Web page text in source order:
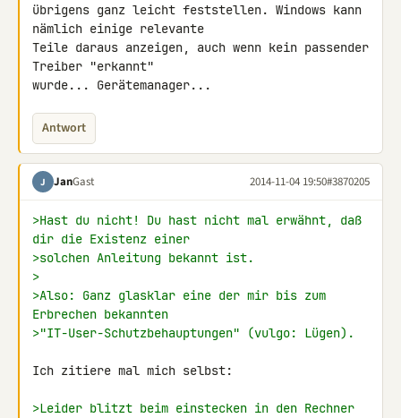
übrigens ganz leicht feststellen. Windows kann
nämlich einige relevante
Teile daraus anzeigen, auch wenn kein passender
Treiber "erkannt"
wurde... Gerätemanager...
Antwort
J JanGast 2014-11-04 19:50#3870205
>Hast du nicht! Du hast nicht mal erwähnt, daß
dir die Existenz einer
>solchen Anleitung bekannt ist.
>
>Also: Ganz glasklar eine der mir bis zum
Erbrechen bekannten
>"IT-User-Schutzbehauptungen" (vulgo: Lügen).
Ich zitiere mal mich selbst:
>Leider blitzt beim einstecken in den Rechner